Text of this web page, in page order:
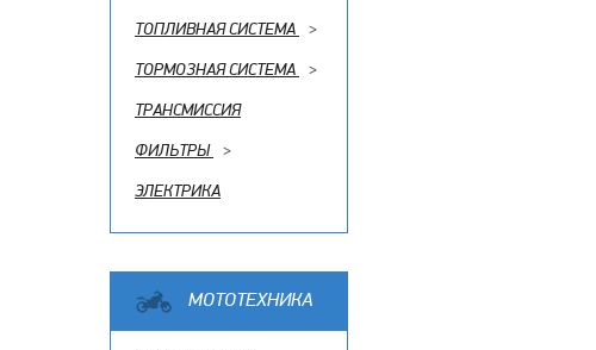
ТОПЛИВНАЯ СИСТЕМА
>
ТОРМОЗНАЯ СИСТЕМА
>
ТРАНСМИССИЯ
ФИЛЬТРЫ >
ЭЛЕКТРИКА
МОТОТЕХНИКА